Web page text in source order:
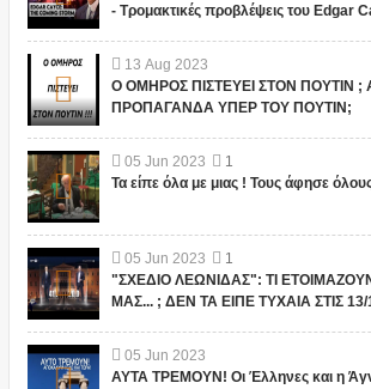
- Τρομακτικές προβλέψεις του Edgar
13 Aug 2023
Ο ΟΜΗΡΟΣ ΠΙΣΤΕΥΕΙ ΣΤΟΝ ΠΟΥΤΙΝ
ΠΡΟΠΑΓΑΝΔΑ ΥΠΕΡ ΤΟΥ ΠΟΥΤΙΝ;
05 Jun 2023
1
Τα είπε όλα με μιας ! Τους άφησε
05 Jun 2023
1
"ΣΧΕΔΙΟ ΛΕΩΝΙΔΑΣ": ΤΙ
ΜΑΣ... ; ΔΕΝ ΤΑ ΕΙΠΕ ΤΥΧΑΙΑ ΣΤΙΣ 13/
05 Jun 2023
ΑΥΤΑ ΤΡΕΜΟΥΝ! Οι Έλληνες και η